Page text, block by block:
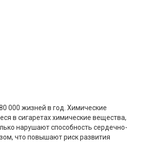
000 жизней в год. Химические
в сигаретах химические вещества,
нарушают способность сердечно-
что повышают риск развития